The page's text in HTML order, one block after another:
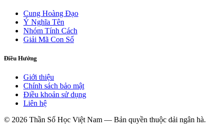
Cung Hoàng Đạo
Ý Nghĩa Tên
Nhóm Tính Cách
Giải Mã Con Số
Điều Hướng
Giới thiệu
Chính sách bảo mật
Điều khoản sử dụng
Liên hệ
© 2026 Thần Số Học Việt Nam — Bản quyền thuộc dải ngân hà.